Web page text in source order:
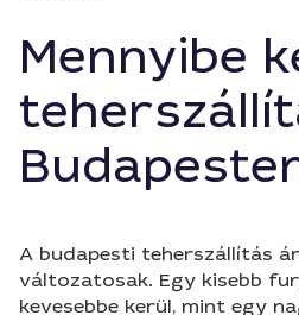
Mennyibe
A budapesti teherszállítás
változatosak. Egy kisebb
kevesebbe kerül, mint egy